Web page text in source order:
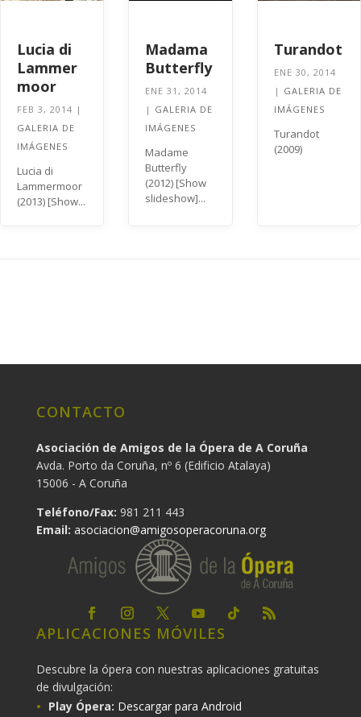
Lucia di
Lammer
moor
FEB 3, 2014 |
GALERIA DE
IMÁGENES
Lucia di
Lammermoor
(2013) [Show...
Madama
Butterfly
ENE 31, 2014
| GALERIA DE
IMÁGENES
Madame
Butterfly
(2012) [Show
slideshow]...
Turandot
ENE 30, 2014
| GALERIA DE
IMÁGENES
Turandot
(2009)
CONTACTO
Asociación de Amigos de la Ópera de A Coruña
Avda. Porto da Coruña, nº 6 (Edificio Atalaya)
15006 - A Coruña
Teléfono/Fax: 981 211 443
Email: asociacion@amigosoperacoruna.org
APLICACIONES MÓVILES
Descubre la ópera con nuestras aplicaciones gratuitas
de divulgación:
Play Ópera: Descargar para Android